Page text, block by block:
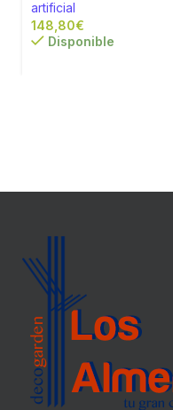
artificial
€
Disponible